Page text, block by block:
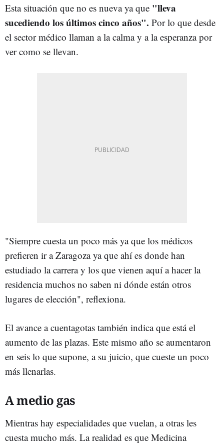
Esta situación que no es nueva ya que "lleva
sucediendo los últimos cinco años". Por lo que desde
el sector médico llaman a la calma y a la esperanza por
ver como se llevan.
"Siempre cuesta un poco más ya que los médicos
prefieren ir a Zaragoza ya que ahí es donde han
estudiado la carrera y los que vienen aquí a hacer la
residencia muchos no saben ni dónde están otros
lugares de elección", reflexiona.
El avance a cuentagotas también indica que está el
aumento de las plazas. Este mismo año se aumentaron
en seis lo que supone, a su juicio, que cueste un poco
más llenarlas.
A medio gas
Mientras hay especialidades que vuelan, a otras les
cuesta mucho más. La realidad es que Medicina